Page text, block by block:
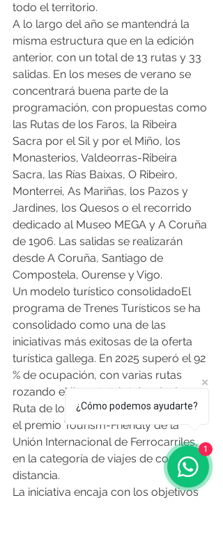
todo el territorio.
A lo largo del año se mantendrá la
misma estructura que en la edición
anterior, con un total de 13 rutas y 33
salidas. En los meses de verano se
concentrará buena parte de la
programación, con propuestas como
las Rutas de los Faros, la Ribeira
Sacra por el Sil y por el Miño, los
Monasterios, Valdeorras-Ribeira
Sacra, las Rías Baixas, O Ribeiro,
Monterrei, As Mariñas, los Pazos y
Jardines, los Quesos o el recorrido
dedicado al Museo MEGA y A Coruña
de 1906. Las salidas se realizarán
desde A Coruña, Santiago de
Compostela, Ourense y Vigo.
Un modelo turístico consolidadoEl
programa de Trenes Turísticos se ha
consolidado como una de las
iniciativas más exitosas de la oferta
turística gallega. En 2025 superó el 92
% de ocupación, con varias rutas
rozando el lleno total. Además, la
Ruta de los Faros fue distinguida con
el premio Tourism-Friendly de la
Unión Internacional de Ferrocarriles,
en la categoría de viajes de corta
distancia.
La iniciativa encaja con los objetivos
¿Cómo podemos ayudarte?
1